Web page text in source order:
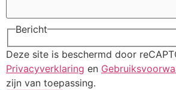
Bericht
Deze site is beschermd door
Privacyverklaring en
zijn van toepassing.